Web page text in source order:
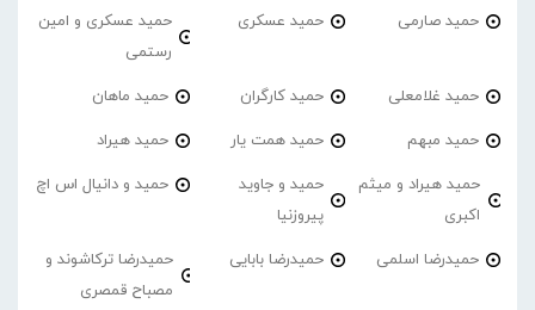
حمید صارمی حمید عسکری
حمید عسکری و امین
رستمی
حمید غلامعلی حمید کارگران حمید ماهان
حمید مبهم حمید همت یار حمید هیراد
حمید هیراد و میثم
اکبری
حمید و جاوید
پیروزنیا
حمید و دانیال اس اچ
حمیدرضا اسلمی حمیدرضا بابایی
حمیدرضا ترکاشوند و
مصباح قمصری